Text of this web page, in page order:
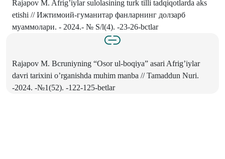
Rajapov M. Afrig’iylar sulolasining turk tilli tadqiqotlarda aks
etishi // Ижтимоий-гуманитар фанларнинг долзарб
муаммолари. - 2024.- № S/l(4). -23-26-bctlar
Rajapov M. Bcruniyning “Osor ul-boqiya” asari Afrig’iylar
davri tarixini o’rganishda muhim manba // Tamaddun Nuri.
-2024. -№1(52). -122-125-betlar